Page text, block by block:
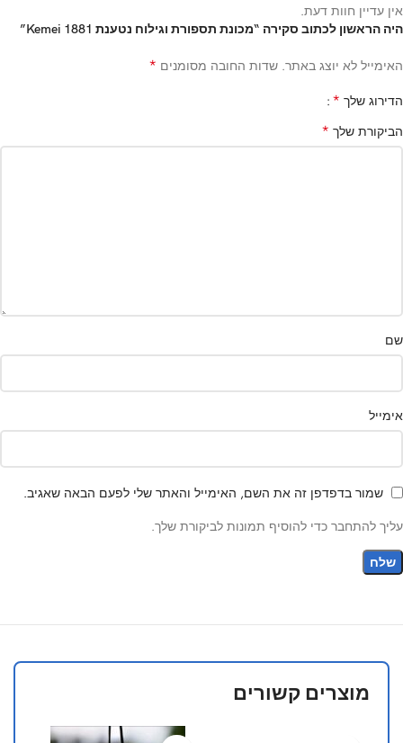
אין עדיין חוות דעת.
היה הראשון לכתוב סקירה “מכונת תספורת וגילוח נטענת Kemei 1881”
האימייל לא יוצג באתר. שדות החובה מסומנים *
הדירוג שלך *
הביקורת שלך *
שם
אימייל
שמור בדפדפן זה את השם, האימייל והאתר שלי לפעם הבאה שאגיב.
עליך להתחבר כדי להוסיף תמונות לביקורת שלך.
מוצרים קשורים